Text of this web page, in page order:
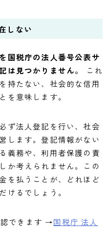
しない
国税庁の法人番号公表サ
は見つかりません。
これ
持たない、社会的な信用
を意味します。
ず法人登記を行い、社会
します。登記情報がない
義務や、利用者保護の責
か考えられません。この
を払うことが、どれほど
けるでしょう。
できます →国税庁 法人